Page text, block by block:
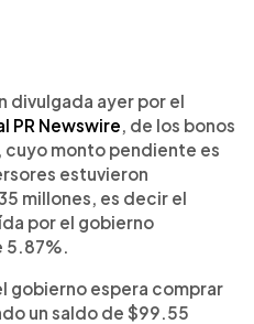
divulgada ayer por el
PR Newswire , de los bonos
cuyo monto pendiente es
estuvieron
millones, es decir el
por el gobierno
5.87%.
gobierno espera comprar
un saldo de $99.55